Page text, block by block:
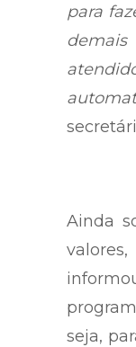
para
Ainda
seja,